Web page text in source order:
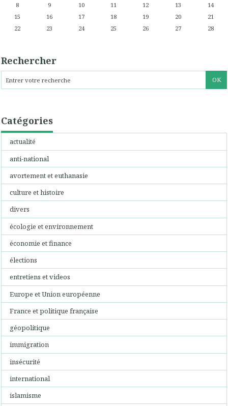
8
9 10 11 12 13
14
15
16 17 18 19 20
21
22
23 24 25 26 27 28
Rechercher
Catégories
actualité
anti-national
avortement et euthanasie
culture et histoire
divers
écologie et environnement
économie et finance
élections
entretiens et videos
Europe et Union européenne
France et politique française
géopolitique
immigration
insécurité
international
islamisme